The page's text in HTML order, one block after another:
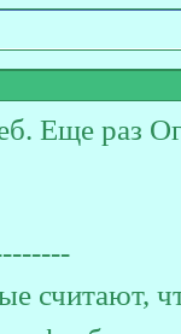
Еще раз
считают,